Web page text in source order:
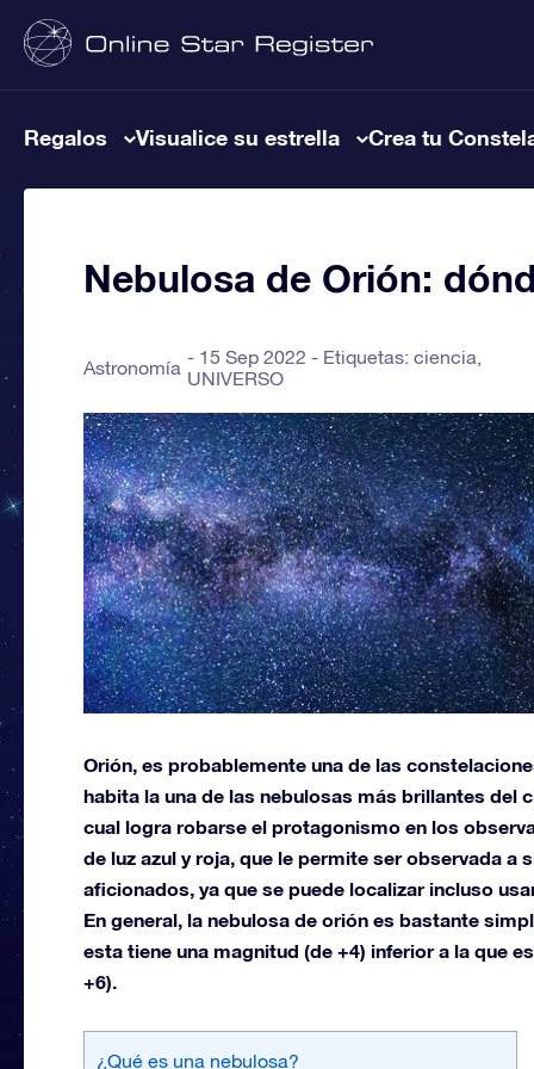
Regalos Visualice su estrella Crea tu
Nebulosa de Orión:
Astronomía 15 Sep 2022 - Etiquetas: ciencia,
UNIVERSO
Orión, es probablemente una de las
habita la una de las nebulosas más brillantes del
cual logra robarse el protagonismo en los
de luz azul y roja, que le permite ser observada
aficionados, ya que se puede localizar incluso
En general, la nebulosa de orión es bastante
esta tiene una magnitud (de +4) inferior a la que
+6).
¿Qué es una nebulosa?